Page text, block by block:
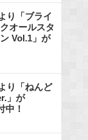
り「ブライ
オールスタ
Vol.1」が
り「ねんど
」が
中！